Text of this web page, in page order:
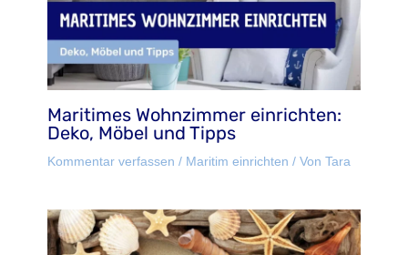
Maritimes Wohnzimmer einrichten:
Deko, Möbel und Tipps
Kommentar verfassen / Maritim einrichten / Von Tara